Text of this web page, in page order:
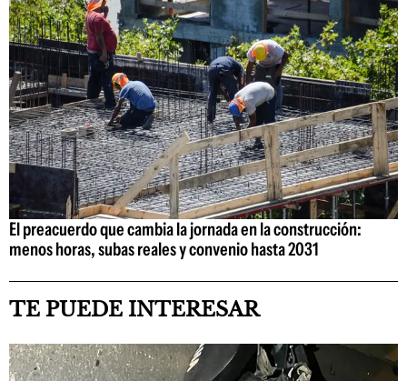
El preacuerdo que cambia la jornada en la construcción:
menos horas, subas reales y convenio hasta 2031
TE PUEDE INTERESAR